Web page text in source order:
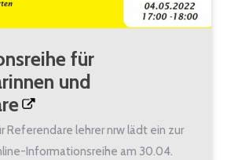
für
und
Referendare lehrer nrw lädt ein zur
Informationsreihe am 30.04.